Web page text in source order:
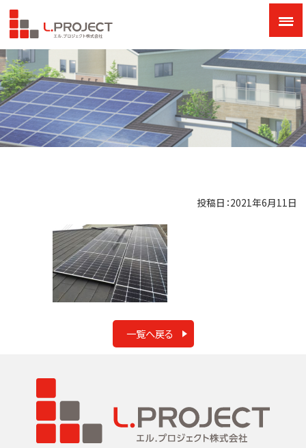
投稿日：2021年6月11日
一覧へ戻る